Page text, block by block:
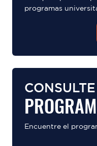
programas
Encuentre el